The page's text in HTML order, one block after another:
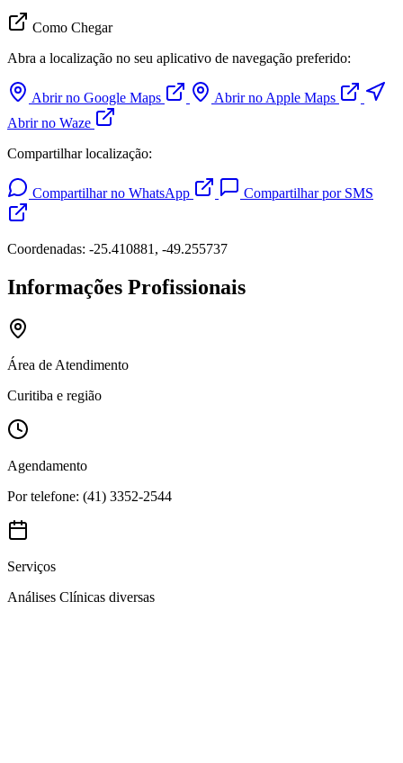
Como Chegar
Abra a localização no seu aplicativo de navegação preferido:
Abrir no Google Maps
Abrir no Apple Maps
Abrir no Waze
Compartilhar localização:
Compartilhar no WhatsApp Compartilhar por SMS
Coordenadas: -25.410881, -49.255737
Informações Profissionais
Área de Atendimento
Curitiba e região
Agendamento
Por telefone: (41) 3352-2544
Serviços
Análises Clínicas diversas